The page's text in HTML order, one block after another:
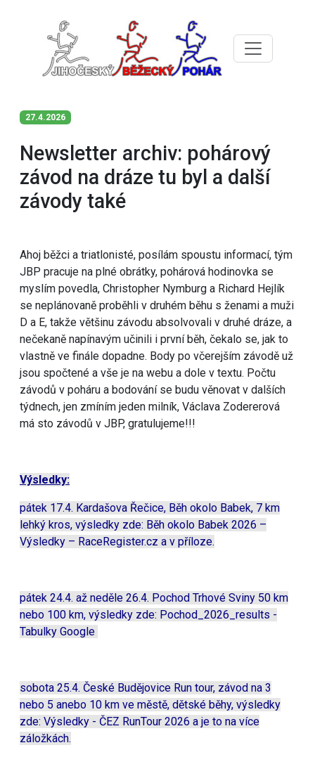
27.4.2026
Newsletter archiv: pohárový
závod na dráze tu byl a další
závody také
Ahoj běžci a triatlonisté, posílám spoustu informací, tým
JBP pracuje na plné obrátky, pohárová hodinovka se
myslím povedla, Christopher Nymburg a Richard Hejlík
se neplánovaně proběhli v druhém běhu s ženami a muži
D a E, takže většinu závodu absolvovali v druhé dráze, a
nečekaně napínavým učinili i první běh, čekalo se, jak to
vlastně ve finále dopadne. Body po včerejším závodě už
jsou spočtené a vše je na webu a dole v textu. Počtu
závodů v poháru a bodování se budu věnovat v dalších
týdnech, jen zmíním jeden milník, Václava Zodererová
má sto závodů v JBP, gratulujeme!!!
Výsledky:
pátek 17.4. Kardašova Řečice, Běh okolo Babek, 7 km
lehký kros, výsledky zde: Běh okolo Babek 2026 –
Výsledky – RaceRegister.cz a v příloze.
pátek 24.4. až neděle 26.4. Pochod Trhové Sviny 50 km
nebo 100 km, výsledky zde: Pochod_2026_results -
Tabulky Google
sobota 25.4. České Budějovice Run tour, závod na 3
nebo 5 anebo 10 km ve městě, dětské běhy, výsledky
zde: Výsledky - ČEZ RunTour 2026 a je to na více
záložkách.